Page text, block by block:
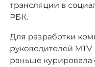
трансляции в
РБК.
Для разработки
руководителей
раньше курировала